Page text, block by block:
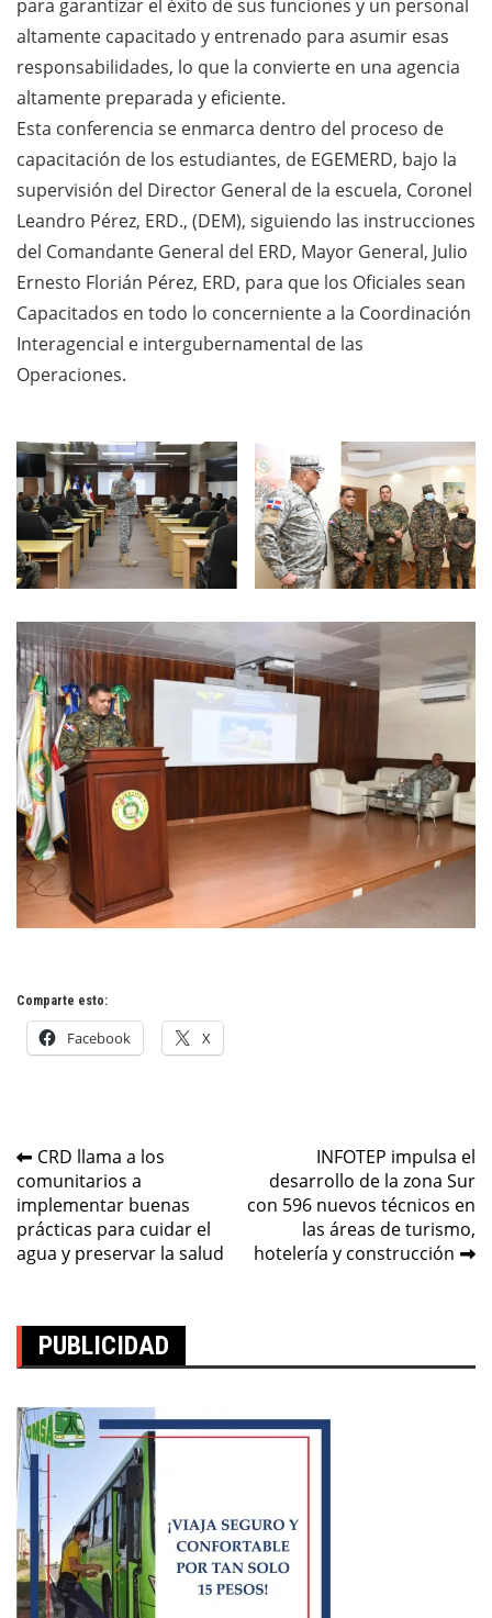
para garantizar el éxito de sus funciones y un personal
altamente capacitado y entrenado para asumir esas
responsabilidades, lo que la convierte en una agencia
altamente preparada y eficiente.
Esta conferencia se enmarca dentro del proceso de
capacitación de los estudiantes, de EGEMERD, bajo la
supervisión del Director General de la escuela, Coronel
Leandro Pérez, ERD., (DEM), siguiendo las instrucciones
del Comandante General del ERD, Mayor General, Julio
Ernesto Florián Pérez, ERD, para que los Oficiales sean
Capacitados en todo lo concerniente a la Coordinación
Interagencial e intergubernamental de las
Operaciones.
Comparte esto:
Facebook X
Navegación
de
entradas
CRD llama a los
comunitarios a
implementar buenas
prácticas para cuidar el
agua y preservar la salud
INFOTEP impulsa el
desarrollo de la zona Sur
con 596 nuevos técnicos en
las áreas de turismo,
hotelería y construcción
PUBLICIDAD